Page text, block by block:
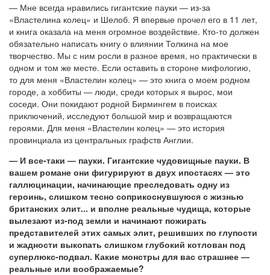
— Мне всегда нравились гигантские пауки — из-за
«Властелина колец» и Шелоб. Я впервые прочел его в 11 лет,
и книга оказала на меня огромное воздействие. Кто-то должен
обязательно написать книгу о влиянии Толкина на мое
творчество. Мы с ним росли в разное время, но практически в
одном и том же месте. Если оставить в стороне мифологию,
то для меня «Властелин колец» — это книга о моем родном
городе, а хоббиты — люди, среди которых я вырос, мои
соседи. Они покидают родной Бирмингем в поисках
приключений, исследуют большой мир и возвращаются
героями. Для меня «Властелин колец» — это история
провинциала из центральных графств Англии.
— И все-таки — пауки. Гигантские чудовищные пауки. В
вашем романе они фигурируют в двух ипостасях — это
галлюцинации, начинающие преследовать одну из
героинь, слишком тесно соприкоснувшуюся с жизнью
британских элит... и вполне реальные чудища, которые
вылезают из-под земли и начинают пожирать
представителей этих самых элит, решивших по глупости
и жадности выкопать слишком глубокий котлован под
суперлюкс-подвал. Какие монстры для вас страшнее —
реальные или воображаемые?